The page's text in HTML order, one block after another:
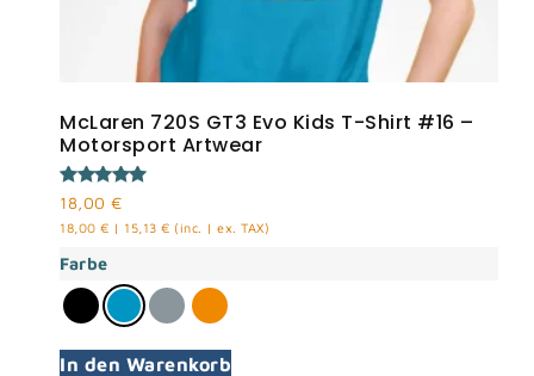
McLaren 720S GT3 Evo Kids T-Shirt #16 –
Motorsport Artwear
Bewertet
mit
5.00
18,00 €
18,00 € | 15,13 € (inc. | ex. TAX)
Farbe
In den Warenkorb